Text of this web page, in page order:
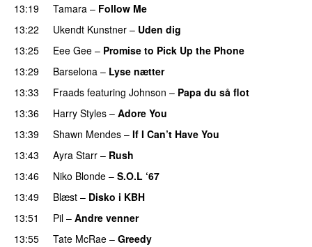
13:19
Tamara – Follow Me
13:22
Ukendt Kunstner – Uden dig
13:25
Eee Gee – Promise to Pick Up the Phone
13:29
Barselona – Lyse nætter
13:33
Fraads featuring Johnson – Papa du så flot
13:36 Harry Styles – Adore You
13:39
Shawn Mendes – If I Can’t Have You
13:43
Ayra Starr – Rush
13:46
Niko Blonde – S.O.L ‘67
13:49
Blæst – Disko i KBH
13:51
Pil – Andre venner
13:55
Tate McRae – Greedy